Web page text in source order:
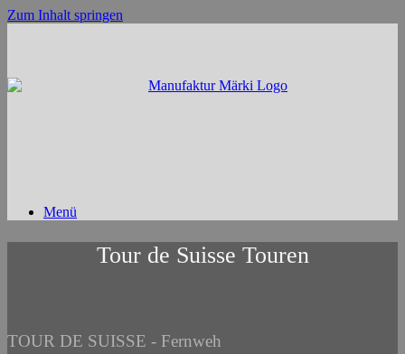
Zum Inhalt springen
Menü
Tour de Suisse Touren
TOUR DE SUISSE - Fernweh